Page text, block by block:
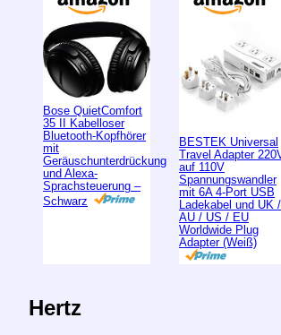
Bose QuietComfort
35 II Kabelloser
Bluetooth-Kopfhörer
mit
Geräuschunterdrückung
und Alexa-
Sprachsteuerung –
Schwarz
BESTEK Universal
Travel Adapter
auf 110V
Spannungswandler
mit 6A 4-Port USB
Ladekabel und UK /
AU / US / EU
Worldwide Plug
Adapter (Weiß)
Hertz